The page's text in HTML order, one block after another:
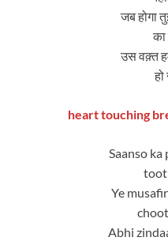
जब होगा
उस वक़्त
heart touching
Saanso ka
toot
Ye
Abhi